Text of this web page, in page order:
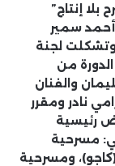
إنتاج”
أحمد سمير
وتشكلت لجنة
من
والفنان
نادر ومقرر
رئيسية
مسرحية
ومسرحية